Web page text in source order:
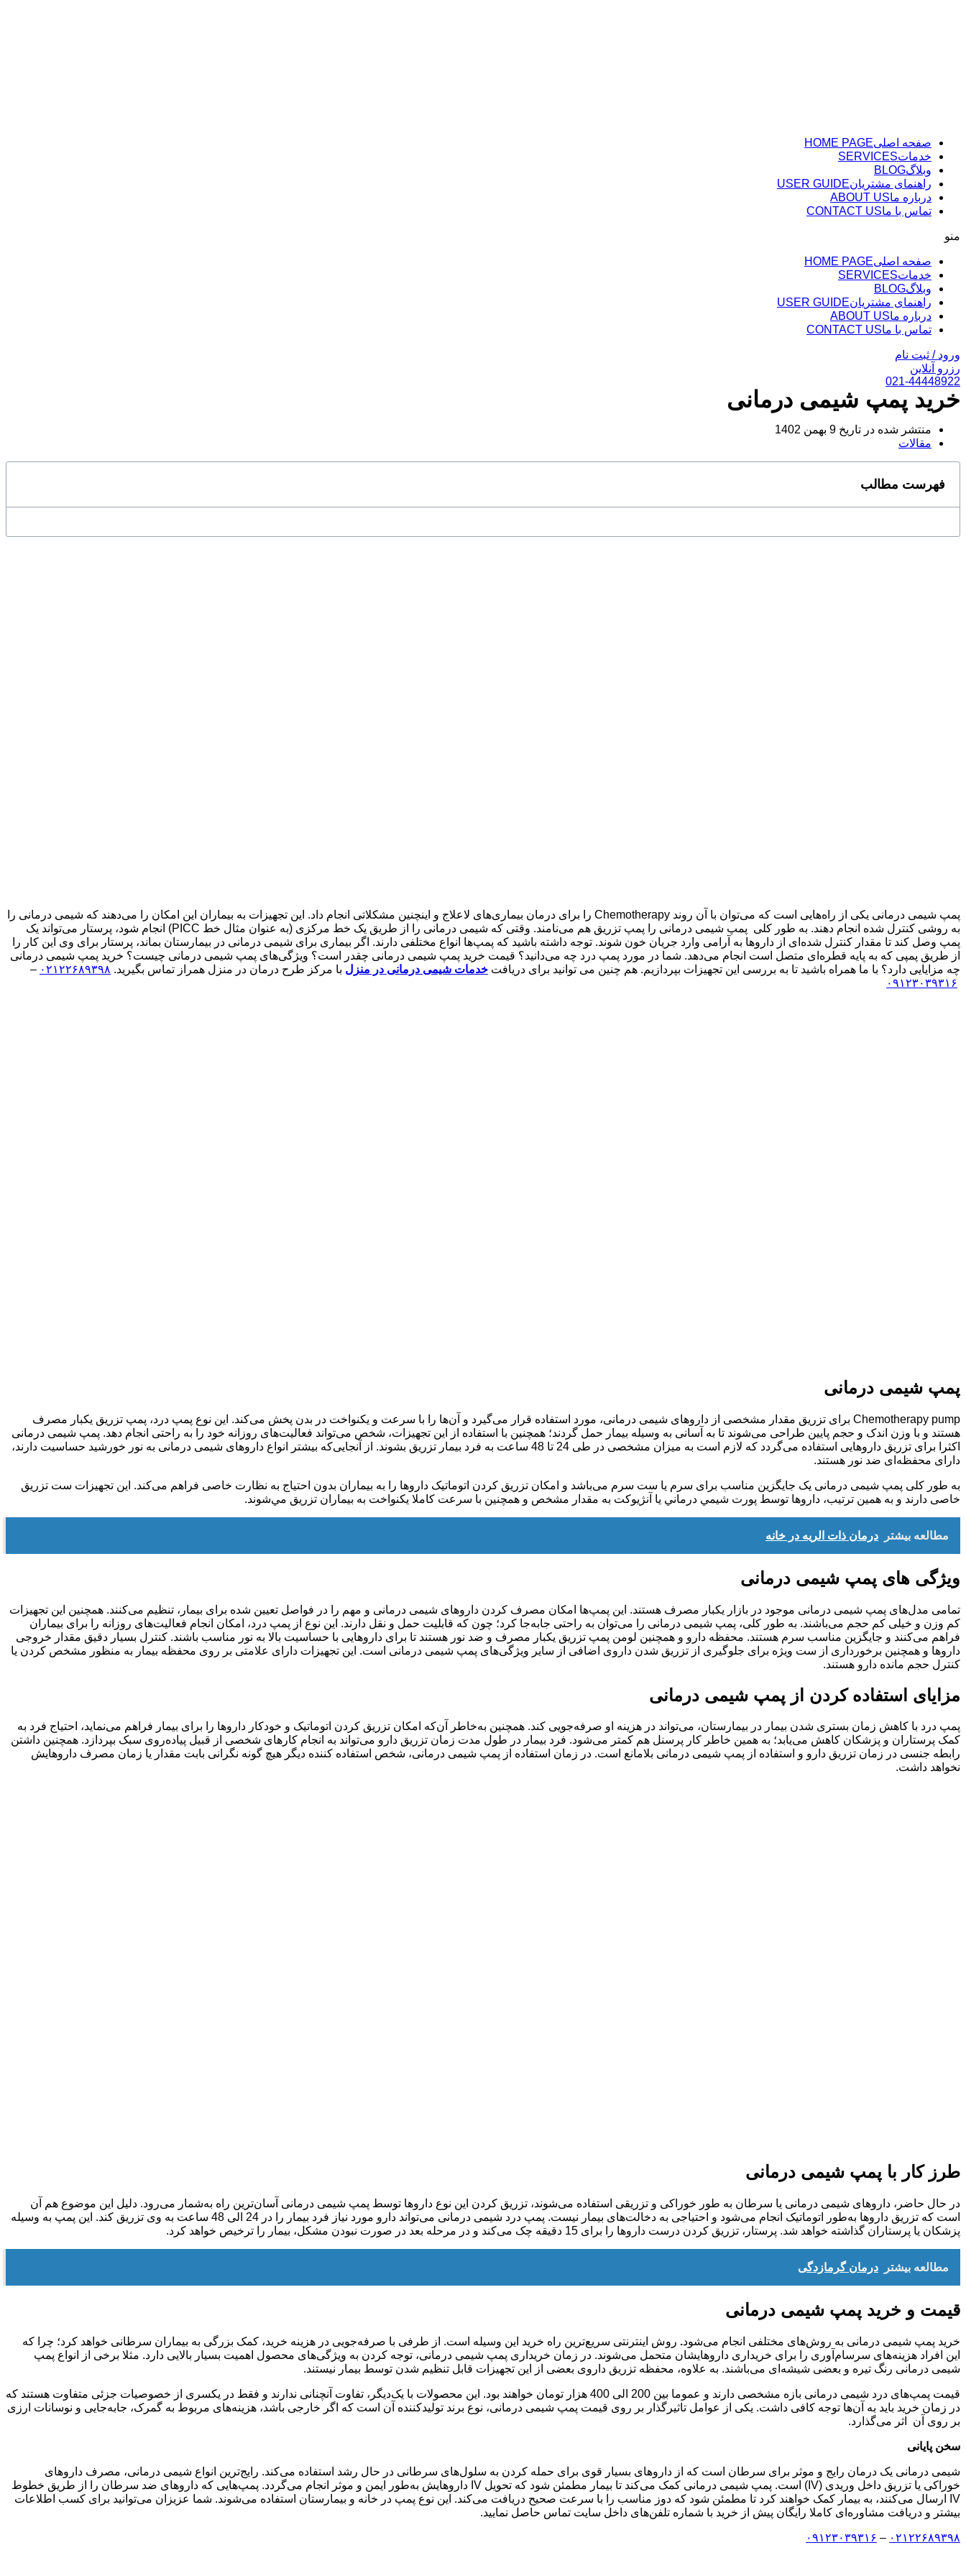
صفحه اصلیHOME PAGE
خدماتSERVICES
وبلاگBLOG
راهنمای مشتریانUSER GUIDE
درباره ماABOUT US
تماس با ماCONTACT US
منو
صفحه اصلیHOME PAGE
خدماتSERVICES
وبلاگBLOG
راهنمای مشتریانUSER GUIDE
درباره ماABOUT US
تماس با ماCONTACT US
ورود / ثبت نام
رزرو آنلاین
021-44448922
خرید پمپ شیمی درمانی
منتشر شده در تاریخ
مقالات
فهرست مطالب
پمپ شیمی درمانی یکی از راه‌هایی است که می‌توان با آن روند Chemotherapy را برای درمان بیماری‌های لاعلاج و اینچنین مشکلاتی انجام داد. این ‌تجهیزات به بیماران این امکان را می‌دهند که شیمی درمانی را
به روشی کنترل شده انجام دهند. به طور کلی پمپ شیمی درمانی را پمپ تزریق هم می‌نامند. وقتی که شیمی درمانی را از طریق یک خط مرکزی (به عنوان مثال خط PICC) انجام شود، پرستار می‌تواند یک
پمپ وصل کند تا مقدار کنترل شده‌ای از داروها به آرامی وارد جریان خون شوند. توجه داشته باشید که پمپ‌ها انواع مختلفی دارند. اگر بیماری برای شیمی‌ درمانی در بیمارستان بماند، پرستار برای وی این کار را
از طریق پمپی که به پایه قطره‌ای متصل است انجام می‌دهد. شما در مورد پمپ درد چه می‌دانید؟ قیمت خرید پمپ شیمی درمانی چقدر است؟ ویژگی‌های پمپ شیمی درمانی چیست؟ خرید پمپ شیمی درمانی
چه مزایایی دارد؟ با ما همراه باشید تا به بررسی این تجهیزات بپردازیم. هم چنین می توانید برای دریافت خدمات شیمی درمانی در منزل با مرکز طرح درمان در منزل همراز تماس بگیرید. ۰۲۱۲۲۶۸۹۳۹۸ –
۰۹۱۲۳۰۳۹۳۱۶
پمپ شیمی درمانی
Chemotherapy pump برای تزریق مقدار مشخصی از داروهای شیمی درمانی، مورد استفاده قرار می‌گیرد و آن‌ها را با سرعت و یکنواخت در بدن پخش می‌کند. این نوع پمپ درد، پمپ تزریق یکبار مصرف
هستند و با وزن اندک و حجم پایین طراحی می‌شوند تا به آسانی به وسیله بیمار حمل گردند؛ همچنین با استفاده از این تجهیزات، شخص می‌تواند فعالیت‌های روزانه خود را به راحتی انجام دهد. پمپ شیمی درمانی
اکثرا برای تزریق داروهایی استفاده می‌گردد که لازم است به میزان مشخصی در طی 24 تا 48 ساعت به فرد بیمار تزریق بشوند‌. از آنجایی‌که بیشتر انواع داروهای شیمی درمانی به نور خورشید حساسیت دارند،
دارای محفظه‌ای ضد نور هستند.
به طور کلی پمپ شیمی درمانی یک جایگزین مناسب برای سرم یا ست سرم می‌باشد و امکان تزریق کردن اتوماتیک دارو‌ها را به بیماران بدون احتیاج به نظارت خاصی فراهم می‌کند. این تجهیزات ست تزريق
خاصی دارند و به همین ترتیب، دارو‌ها توسط پورت شيمي درماني یا آنژیوکت به مقدار مشخص و همچنین با سرعت کاملا یکنواخت به بیماران تزريق مي‌شوند.
مطالعه بیشتر درمان ذات الریه در خانه
ویژگی های پمپ شیمی درمانی
تمامی مدل‌های پمپ شیمی درمانی موجود در بازار یکبار مصرف هستند. این پمپ‌ها امکان مصرف کردن داروهای شیمی درمانی و مهم را در فواصل تعیین شده برای بیمار، تنظیم می‌کنند. همچنین این تجهیزات
کم وزن و خیلی کم حجم می‌باشند. به طور کلی، پمپ شیمی درمانی را می‌توان به راحتی جا‌به‌جا کرد؛ چون که قابلیت حمل و نقل دارند. این نوع از پمپ درد، امکان انجام فعالیت‌های روزانه را برای بیماران
فراهم می‌کنند و جايگزين مناسب سرم هستند‌. محفظه دارو و همچنین لومن پمپ تزریق یکبار مصرف و ضد نور هستند تا برای داروهایی با حساسیت بالا به نور مناسب باشند. کنترل بسیار دقیق مقدار خروجی
دارو‌ها و همچنین برخورداری از ست ویژه برای جلوگیری از تزریق شدن داروی اضافی از سایر ویژگی‌های پمپ شیمی درمانی است. این تجهیزات دارای علامتی بر روی محفظه بیمار به منظور مشخص کردن یا
کنترل حجم مانده دارو هستند.
مزایای استفاده کردن از پمپ شیمی درمانی
پمپ درد با کاهش زمان بستری شدن بیمار در بیمارستان، می‌تواند در هزینه او صرفه‌جویی کند. همچنین به‌خاطر آن‌که امکان تزریق کردن اتوماتیک و خودکار دارو‌ها را برای بیمار فراهم می‌نماید، احتیاج فرد به
کمک پرستاران و پزشکان کاهش می‌یابد؛ به همین خاطر کار پرسنل هم کمتر می‌شود. فرد بیمار در طول مدت زمان تزریق دارو می‌تواند به انجام کارهای شخصی از قبیل پیاده‌روی سبک بپردازد. همچنین داشتن
رابطه جنسی در زمان تزریق دارو و استفاده از پمپ شیمی درمانی بلامانع است. در زمان استفاده از پمپ شیمی درمانی، شخص استفاده کننده دیگر هیچ گونه نگرانی بابت مقدار یا زمان مصرف داروهایش
نخواهد داشت.
طرز کار با پمپ شیمی درمانی
در حال حاضر، دارو‌های شیمی درمانی یا سرطان به طور خوراکی و تزریقی استفاده می‌شوند، تزریق کردن این نوع داروها توسط پمپ شیمی درمانی آسان‌ترین راه به‌شمار می‌رود. دلیل این موضوع هم آن
است که تزریق داروها به‌طور اتوماتیک انجام می‌شود و احتیاجی به دخالت‌های بیمار نیست. پمپ درد شیمی درمانی می‌تواند دارو مورد نیاز فرد بیمار را در 24 الی 48 ساعت به وی تزریق کند. این پمپ به وسیله
پزشکان یا پرستاران گذاشته خواهد شد. پرستار، تزریق کردن درست دارو‌ها را برای 15 دقیقه چک می‌کند و در مرحله بعد در صورت نبودن مشکل، بیمار را ترخیص خواهد کرد‌.
مطالعه بیشتر درمان گرمازدگی
قیمت و خرید پمپ شیمی درمانی
خرید پمپ‌ شیمی درمانی به روش‌های مختلفی انجام می‌شود. روش اینترنتی سریع‌ترین راه خرید این وسیله است. از طرفی با صرفه‌جویی در هزینه خرید، کمک بزرگی به بیماران سرطانی خواهد کرد؛ چرا که
این افراد هزینه‌های سرسام‌آوری را برای خریداری داروهایشان متحمل می‌شوند. در زمان خریداری پمپ شیمی درمانی، توجه کردن به ویژگی‌های محصول اهمیت بسیار بالایی دارد. مثلا برخی از انواع پمپ
شیمی درمانی رنگ تیره و بعضی شیشه‌ای می‌باشند. به علاوه، محفظه تزریق داروی بعضی از این تجهیزات قابل تنظیم شدن توسط بیمار نیستند.
قیمت پمپ‌های درد شیمی درمانی بازه مشخصی دارند و عموما بین 200 الی 400 هزار تومان خواهند بود. این محصولات با یک‌دیگر، تفاوت آنچنانی ندارند و فقط در یکسری از خصوصیات جزئی متفاوت هستند که
در زمان خرید باید به آن‌ها توجه کافی داشت. یکی از عوامل تاثیرگذار بر روی قیمت پمپ شیمی درمانی، نوع برند تولید‌کننده آن است که اگر خارجی باشد، هزینه‌های مربوط به گمرک، جابه‌جایی و نوسانات ارزی
بر روی آن اثر می‌گذارد.
سخن پایانی
شیمی درمانی یک درمان رایج و موثر برای سرطان است که از داروهای بسیار قوی برای حمله کردن به سلول‌های سرطانی در حال رشد استفاده می‌کند. رایج‌ترین انواع شیمی درمانی، مصرف داروهای
خوراکی یا تزریق داخل وریدی (IV) است‌. پمپ شیمی درمانی کمک می‌کند تا بیمار مطمئن شود که تحویل IV داروهایش به‌طور ایمن و موثر انجام می‌گردد. پمپ‌هایی که داروهای ضد سرطان را از طریق خطوط
IV ارسال می‌کنند، به بیمار کمک خواهند کرد تا مطمئن شود که دوز مناسب را با سرعت صحیح دریافت می‌کند. این نوع پمپ در خانه و بیمارستان استفاده می‌شوند. شما عزیزان می‌توانید برای کسب اطلاعات
بیشتر و دریافت مشاوره‌ای کاملا رایگان پیش از خرید با شماره تلفن‌های داخل سایت تماس حاصل نمایید.
۰۲۱۲۲۶۸۹۳۹۸ – ۰۹۱۲۳۰۳۹۳۱۶